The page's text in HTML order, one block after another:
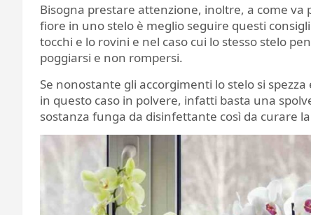
Bisogna prestare attenzione, inoltre, a come va
fiore in uno stelo è meglio seguire questi
tocchi e lo rovini e nel caso cui lo stesso stelo
poggiarsi e non rompersi.
Se nonostante gli accorgimenti lo stelo si
in questo caso in polvere, infatti basta una
sostanza funga da disinfettante così da curare